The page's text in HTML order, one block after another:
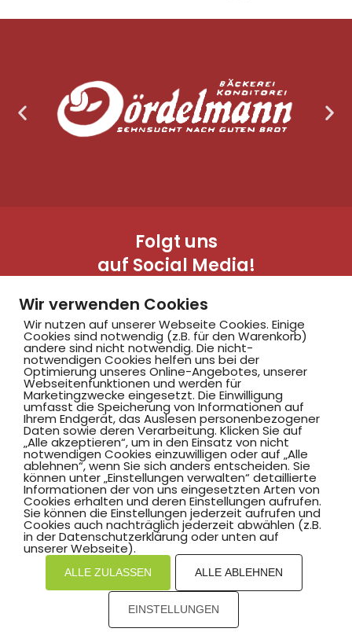
Folgt uns
auf Social Media!
Hammer SportClub 2008
Am Südbad 9,
59069 Hamm
©2025 Hammer SportClub 2008 e.V.
Mit zum Verein by PASSGEBER
Impressum
Wir verwenden Cookies
Wir nutzen auf unserer Webseite Cookies. Einige
Cookies sind notwendig (z.B. für den Warenkorb)
andere sind nicht notwendig. Die nicht-
notwendigen Cookies helfen uns bei der
Optimierung unseres Online-Angebotes, unserer
Webseitenfunktionen und werden für
Marketingzwecke eingesetzt. Die Einwilligung
umfasst die Speicherung von Informationen auf
Ihrem Endgerät, das Auslesen personenbezogener
Daten sowie deren Verarbeitung. Klicken Sie auf
„Alle akzeptieren“, um in den Einsatz von nicht
notwendigen Cookies einzuwilligen oder auf „Alle
ablehnen“, wenn Sie sich anders entscheiden. Sie
können unter „Einstellungen verwalten“ detaillierte
Informationen der von uns eingesetzten Arten von
Cookies erhalten und deren Einstellungen aufrufen.
Sie können die Einstellungen jederzeit aufrufen und
Cookies auch nachträglich jederzeit abwählen (z.B.
in der Datenschutzerklärung oder unten auf
unserer Webseite).
ALLE ZULASSEN ALLE ABLEHNEN
EINSTELLUNGEN